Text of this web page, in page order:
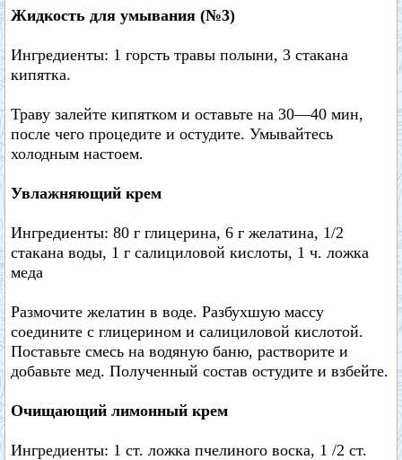
Жидкость для умывания (№3)
Ингредиенты: 1 горсть травы полыни, 3 стакана
кипятка.
Траву залейте кипятком и оставьте на 30—40 мин,
после чего процедите и остудите. Умывайтесь
холодным настоем.
Увлажняющий крем
Ингредиенты: 80 г глицерина, 6 г желатина, 1/2
стакана воды, 1 г салициловой кислоты, 1 ч. ложка
меда
Размочите желатин в воде. Разбухшую массу
соедините с глицерином и салициловой кислотой.
Поставьте смесь на водяную баню, растворите и
добавьте мед. Полученный состав остудите и взбейте.
Очищающий лимонный крем
Ингредиенты: 1 ст. ложка пчелиного воска, 1 /2 ст.